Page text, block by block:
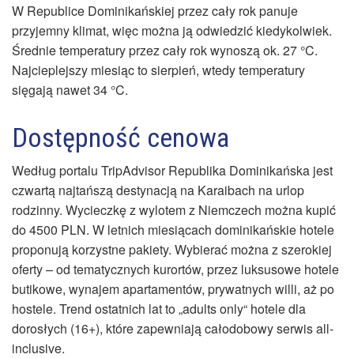
W Republice Dominikańskiej przez cały rok panuje
przyjemny klimat, więc można ją odwiedzić kiedykolwiek.
Średnie temperatury przez cały rok wynoszą ok. 27 °C.
Najcieplejszy miesiąc to sierpień, wtedy temperatury
sięgają nawet 34 °C.
Dostępność cenowa
Według portalu TripAdvisor Republika Dominikańska jest
czwartą najtańszą destynacją na Karaibach na urlop
rodzinny. Wycieczkę z wylotem z Niemczech można kupić
do 4500 PLN. W letnich miesiącach dominikańskie hotele
proponują korzystne pakiety. Wybierać można z szerokiej
oferty – od tematycznych kurortów, przez luksusowe hotele
butikowe, wynajem apartamentów, prywatnych willi, aż po
hostele. Trend ostatnich lat to „adults only“ hotele dla
dorosłych (16+), które zapewniają całodobowy serwis all-
inclusive.